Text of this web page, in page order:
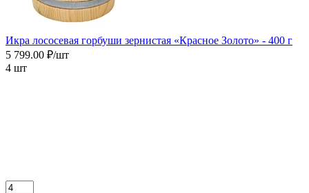
Икра лососевая горбуши зернистая «Красное Золото» - 400 г
5 799.00 ₽/шт
4 шт